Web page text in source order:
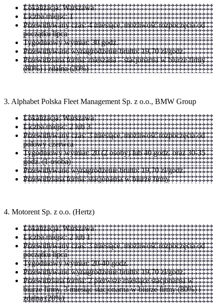
Lokalizacja: Warszawa
Liczba miejsc: 1
Przewidywany czas: 4 miesiące, możliwość rozpoczęcia od
początku lipca
Tygodniowy wymiar: 30 godz.
Przewidywane wynagrodzenie brutto: 19,70 zł/godz.
Przewidziana forma: mieszana – stacjonarna w biurze firmy
(80%) i zdalna (20%)
3. Alphabet Polska Fleet Management Sp. z o.o., BMW Group
Lokalizacja: Warszawa
Liczba miejsc: 2 lub 3
Przewidywany czas: 3 miesiące, możliwość rozpoczęcia od
połowy czerwca
Tygodniowy wymiar: 20 (2 osoby) lub 40 godz. oraz 30-35
godz. (1 osoba)
Przewidywane wynagrodzenie brutto: 19,70 zł/godz.
Przewidziana forma: stacjonarna w biurze firmy
4. Motorent Sp. z o.o. (Hertz)
Lokalizacja: Warszawa
Liczba miejsc: 2 lub 1
Przewidywany czas: 3 miesiące, możliwość rozpoczęcia od
początku lipca
Tygodniowy wymiar: 20-40 godz.
Przewidywane wynagrodzenie brutto: 19,70 zł/godz.
Przewidziana forma: 2 pierwsze miesiące stacjonarna w
biurze firmy, 3 miesiąc stacjonarna w biurze firmy (80%) i
zdalna (20%)